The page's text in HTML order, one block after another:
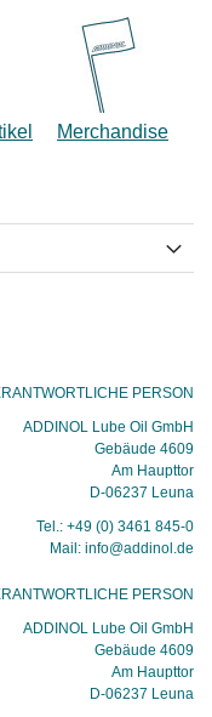
Merchandise
PERSON
ADDINOL Lube Oil GmbH
Gebäude 4609
Am Haupttor
D-06237 Leuna
Tel.: +49 (0) 3461 845-0
Mail: info@addinol.de
PERSON
ADDINOL Lube Oil GmbH
Gebäude 4609
Am Haupttor
D-06237 Leuna